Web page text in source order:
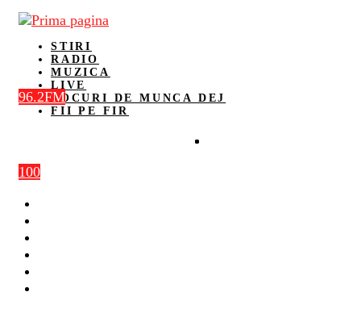
STIRI
RADIO
MUZICA
LIVE
LOCURI DE MUNCA DEJ
FII PE FIR
100
96.2FM